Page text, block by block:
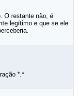
O restante não, é
legítimo e que se ele
*.*